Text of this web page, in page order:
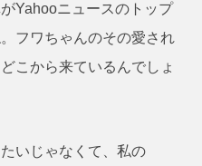
Yahooニュースのトップ
フワちゃんのその愛され
こから来ているんでしょ
いじゃなくて、私の